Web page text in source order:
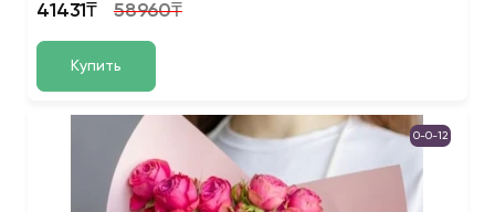
41431₸ 58960₸
Купить
0-0-12